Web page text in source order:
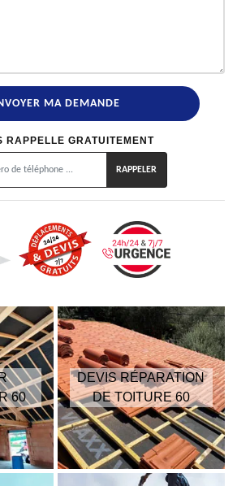
RAPPELLE GRATUITEMENT
60
DEVIS RÉPARATION
DE TOITURE 60